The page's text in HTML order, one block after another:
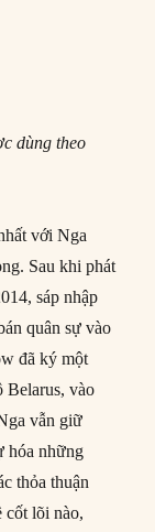
dùng theo
với Nga
Sau khi phát
sáp nhập
quân sự vào
đã ký một
Belarus, vào
vẫn giữ
hóa những
thỏa thuận
cốt lõi nào,